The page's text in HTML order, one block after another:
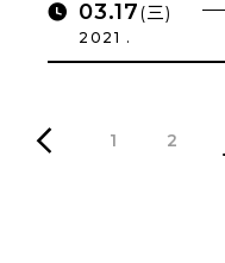
03.17(三)
2021 .
1 2